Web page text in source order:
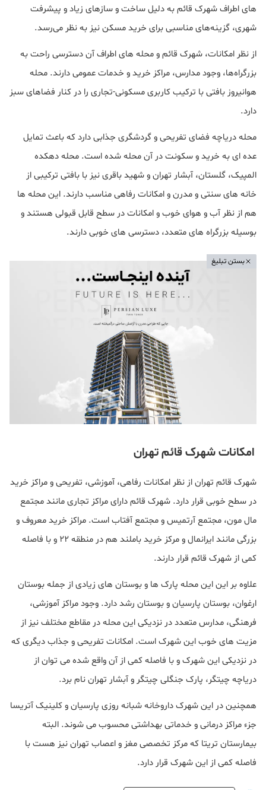
های اطراف شهرک قائم به دلیل ساخت و سازهای زیاد و پیشرفت
شهری، گزینه‌های مناسبی برای خرید مسکن نیز به نظر می‌رسد.
از نظر امکانات، شهرک قائم و محله های اطراف آن دسترسی راحت به
بزرگراه‌ها، وجود مدارس، مراکز خرید و خدمات عمومی دارند. محله
هوانیروز بافتی با ترکیب کاربری مسکونی-تجاری را در کنار فضاهای سبز
دارد.
محله دریاچه فضای تفریحی و گردشگری جذابی دارد که باعث تمایل
عده ای به خرید و سکونت در آن محله شده است. محله دهکده
المپیک، گلستان، آبشار تهران و شهید باقری نیز با بافتی ترکیبی از
خانه های سنتی و مدرن و امکانات رفاهی مناسب دارند. این محله ها
هم از نظر آب و هوای خوب و امکانات در سطح قابل قبولی هستند و
بوسیله بزرگراه های متعدد، دسترسی های خوبی دارند.
بستن تبلیغ
امکانات شهرک قائم تهران
شهرک قائم تهران از نظر امکانات رفاهی، آموزشی، تفریحی و مراکز خرید
در سطح خوبی قرار دارد. شهرک قائم دارای مراکز تجاری مانند مجتمع
مال مون، مجتمع آرتمیس و مجتمع آفتاب است. مراکز خرید معروف و
بزرگی مانند ایرانمال و مرکز خرید باملند هم در منطقه 22 و با فاصله
کمی از شهرک قائم قرار دارند.
علاوه بر این این محله پارک ها و بوستان های زیادی از جمله بوستان
ارغوان، بوستان پارسیان و بوستان رشد دارد. وجود مراکز آموزشی،
فرهنگی، مدارس متعدد در نزدیکی این محله در مقاطع مختلف نیز از
مزیت های خوب این شهرک است. امکانات تفریحی و جذاب دیگری که
در نزدیکی این شهرک و با فاصله کمی از آن واقع شده می توان از
دریاچه چیتگر، پارک جنگلی چیتگر و آبشار تهران نام برد.
همچنین در این شهرک داروخانه شبانه روزی پارسیان و کلینیک آتریسا
جزء مراکز درمانی و خدماتی بهداشتی محسوب می شوند. البته
بیمارستان تریتا که مرکز تخصصی مغز و اعصاب تهران نیز هست با
فاصله کمی از این شهرک قرار دارد.